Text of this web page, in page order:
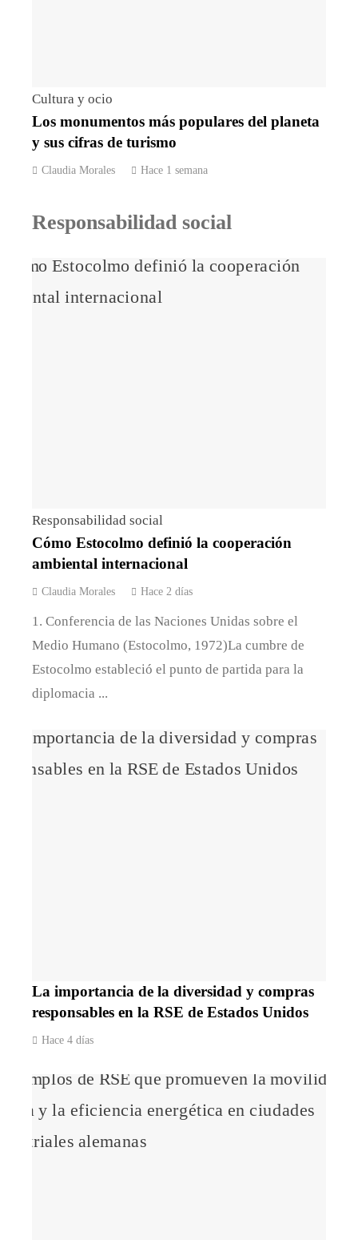
Cultura y ocio
Los monumentos más populares del planeta
y sus cifras de turismo
Claudia Morales Hace 1 semana
Responsabilidad social
Responsabilidad social
Cómo Estocolmo definió la cooperación
ambiental internacional
Claudia Morales Hace 2 días
1. Conferencia de las Naciones Unidas sobre el
Medio Humano (Estocolmo, 1972)La cumbre de
Estocolmo estableció el punto de partida para la
diplomacia ...
La importancia de la diversidad y compras
responsables en la RSE de Estados Unidos
Hace 4 días